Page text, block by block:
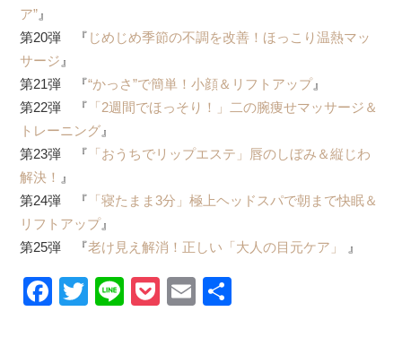
ア” 』
第20弾 『 じめじめ季節の不調を改善！ほっこり温熱マッ
サージ 』
第21弾 『“かっさ”で簡単！小顔＆リフトアップ』
第22弾 『 「2週間でほっそり！」二の腕痩せマッサージ＆
トレーニング 』
第23弾 『 「おうちでリップエステ」唇のしぼみ＆縦じわ
解決！ 』
第24弾 『 「寝たまま3分」極上ヘッドスパで朝まで快眠＆
リフトアップ』
第25弾 『老け見え解消！正しい「大人の目元ケア」 』
Facebook
Twitter
LinePocket
Email